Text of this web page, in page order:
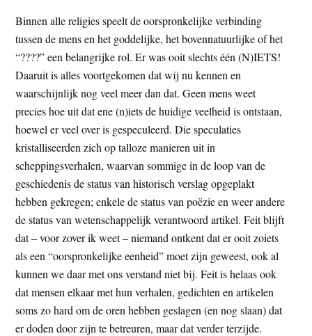
Binnen alle religies speelt de oorspronkelijke verbinding
tussen de mens en het goddelijke, het bovennatuurlijke of het
“????” een belangrijke rol. Er was ooit slechts één (N)IETS!
Daaruit is alles voortgekomen dat wij nu kennen en
waarschijnlijk nog veel meer dan dat. Geen mens weet
precies hoe uit dat ene (n)iets de huidige veelheid is ontstaan,
hoewel er veel over is gespeculeerd. Die speculaties
kristalliseerden zich op talloze manieren uit in
scheppingsverhalen, waarvan sommige in de loop van de
geschiedenis de status van historisch verslag opgeplakt
hebben gekregen; enkele de status van poëzie en weer andere
de status van wetenschappelijk verantwoord artikel. Feit blijft
dat – voor zover ik weet – niemand ontkent dat er ooit zoiets
als een “oorspronkelijke eenheid” moet zijn geweest, ook al
kunnen we daar met ons verstand niet bij. Feit is helaas ook
dat mensen elkaar met hun verhalen, gedichten en artikelen
soms zo hard om de oren hebben geslagen (en nog slaan) dat
er doden door zijn te betreuren, maar dat verder terzijde.